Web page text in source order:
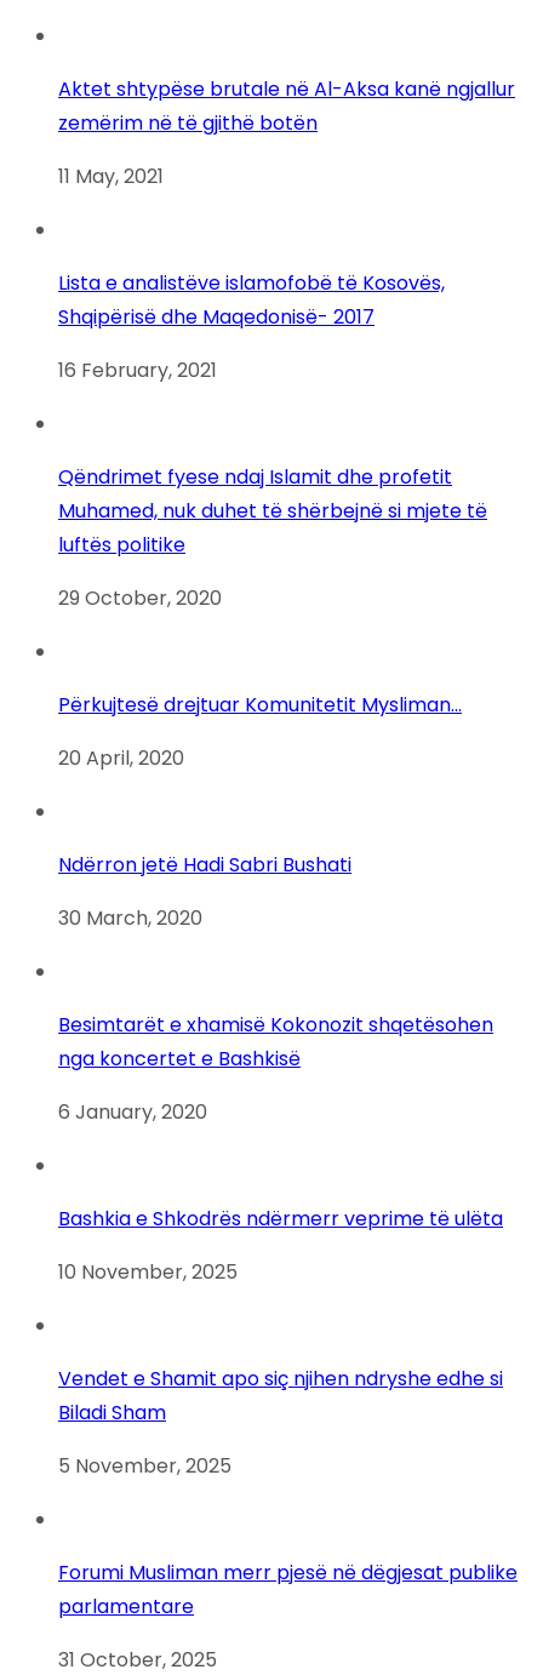
Aktet shtypëse brutale në Al-Aksa kanë ngjallur
zemërim në të gjithë botën
11 May, 2021
Lista e analistëve islamofobë të Kosovës,
Shqipërisë dhe Maqedonisë- 2017
16 February, 2021
Qëndrimet fyese ndaj Islamit dhe profetit
Muhamed, nuk duhet të shërbejnë si mjete të
luftës politike
29 October, 2020
Përkujtesë drejtuar Komunitetit Mysliman…
20 April, 2020
Ndërron jetë Hadi Sabri Bushati
30 March, 2020
Besimtarët e xhamisë Kokonozit shqetësohen
nga koncertet e Bashkisë
6 January, 2020
Bashkia e Shkodrës ndërmerr veprime të ulëta
10 November, 2025
Vendet e Shamit apo siç njihen ndryshe edhe si
Biladi Sham
5 November, 2025
Forumi Musliman merr pjesë në dëgjesat publike
parlamentare
31 October, 2025